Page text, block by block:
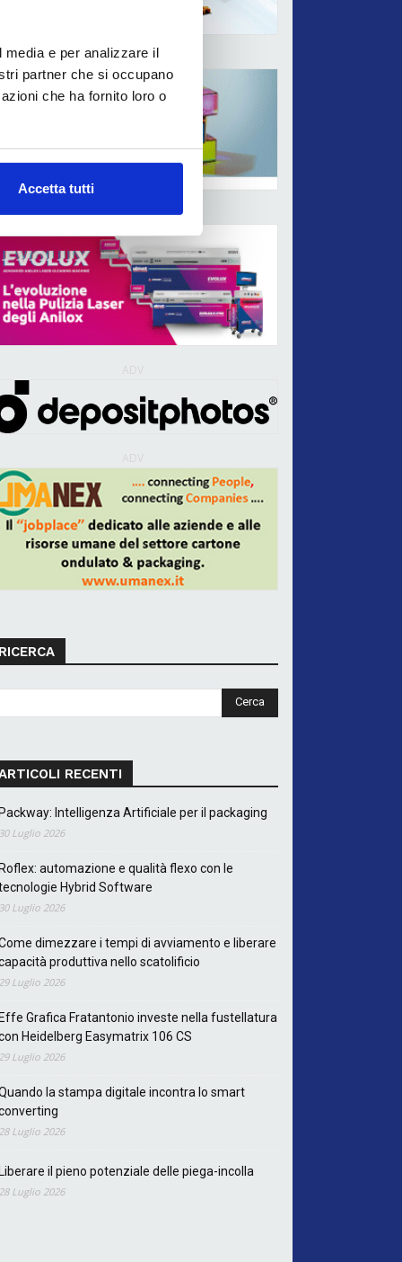
e per analizzare il
partner che si occupano
che ha fornito loro o
Accetta tutti
ADV
ADV
RECENTI
Intelligenza Artificiale per il packaging
Luglio 2026
automazione e qualità flexo con le
Hybrid Software
Luglio 2026
dimezzare i tempi di avviamento e liberare
produttiva nello scatolificio
Luglio 2026
Grafica Fratantonio investe nella fustellatura
Heidelberg Easymatrix 106 CS
Luglio 2026
la stampa digitale incontra lo smart
Luglio 2026
il pieno potenziale delle piega-incolla
Luglio 2026